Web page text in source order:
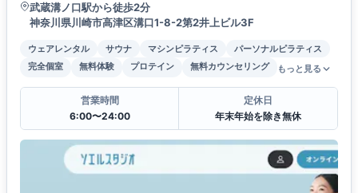
武蔵溝ノ口駅から徒歩2分
神奈川県川崎市高津区溝口1-8-2第2井上ビル3F
ウェアレンタル サウナ マシンピラティス
パーソナルピラティス
完全個室
無料体験 プロテイン 無料カウンセリング もっと見る
営業時間
6:00〜24:00
定休日
年末年始を除き無休